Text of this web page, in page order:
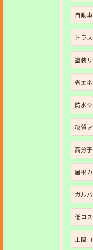
自動
トラ
塗装
省エ
防水
改質
高分
屋根
ガル
低コ
土間